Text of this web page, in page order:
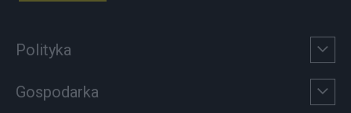
Polityka
Gospodarka